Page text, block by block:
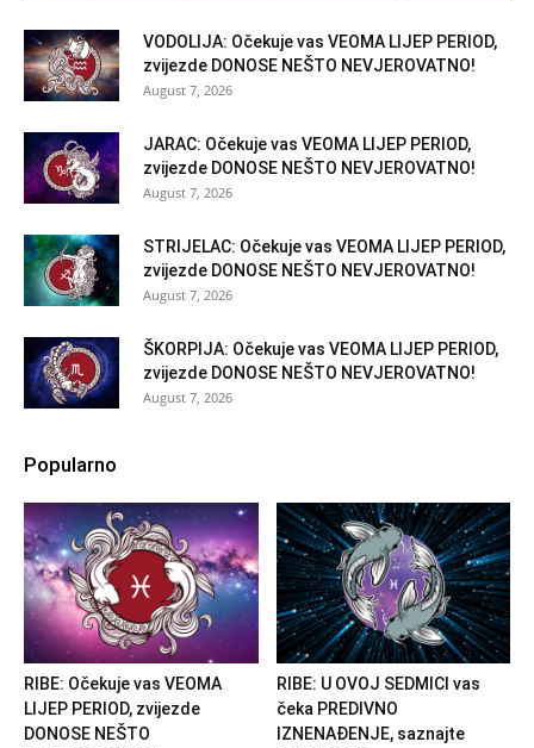
VODOLIJA: Očekuje vas VEOMA LIJEP PERIOD,
zvijezde DONOSE NEŠTO NEVJEROVATNO!
August 7, 2026
JARAC: Očekuje vas VEOMA LIJEP PERIOD,
zvijezde DONOSE NEŠTO NEVJEROVATNO!
August 7, 2026
STRIJELAC: Očekuje vas VEOMA LIJEP PERIOD,
zvijezde DONOSE NEŠTO NEVJEROVATNO!
August 7, 2026
ŠKORPIJA: Očekuje vas VEOMA LIJEP PERIOD,
zvijezde DONOSE NEŠTO NEVJEROVATNO!
August 7, 2026
Popularno
RIBE: Očekuje vas VEOMA
LIJEP PERIOD, zvijezde
DONOSE NEŠTO
RIBE: U OVOJ SEDMICI vas
čeka PREDIVNO
IZNENAĐENJE, saznajte